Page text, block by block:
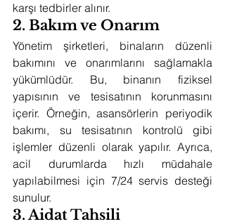
karşı tedbirler alınır.
2. Bakım ve Onarım
Yönetim şirketleri, binaların düzenli
bakımını ve onarımlarını sağlamakla
yükümlüdür. Bu, binanın fiziksel
yapısının ve tesisatının korunmasını
içerir. Örneğin, asansörlerin periyodik
bakımı, su tesisatının kontrolü gibi
işlemler düzenli olarak yapılır. Ayrıca,
acil durumlarda hızlı müdahale
yapılabilmesi için 7/24 servis desteği
sunulur.
3. Aidat Tahsili